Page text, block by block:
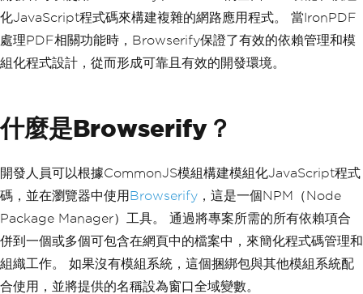
化JavaScript程式碼來構建複雜的網路應用程式。 當IronPDF
處理PDF相關功能時，Browserify保證了有效的依賴管理和模
組化程式設計，從而形成可靠且有效的開發環境。
什麼是Browserify？
開發人員可以根據CommonJS模組構建模組化JavaScript程式
碼，並在瀏覽器中使用 Browserify ，這是一個NPM（Node
Package Manager）工具。 通過將專案所需的所有依賴項合
併到一個或多個可包含在網頁中的檔案中，來簡化程式碼管理和
組織工作。 如果沒有模組系統，這個捆綁包與其他模組系統配
合使用，並將提供的名稱設為窗口全域變數。